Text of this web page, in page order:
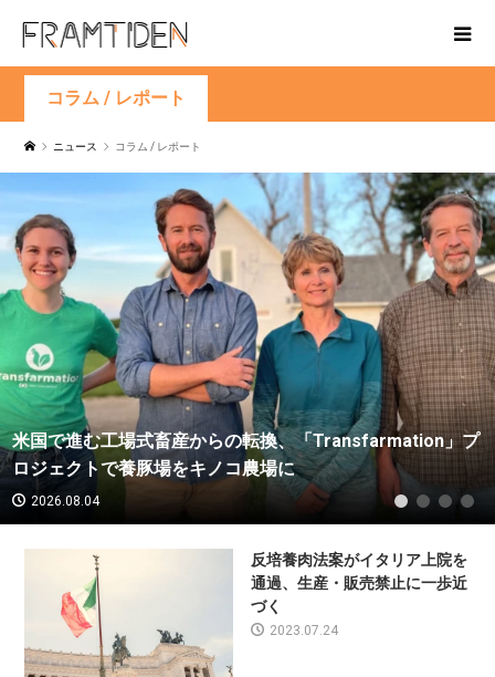
コラム / レポート
ニュース コラム / レポート
米国で進む工場式畜産からの転換、「Transfarmation」プ
ロジェクトで養豚場をキノコ農場に
2026.08.04 1 2 3 4
反培養肉法案がイタリア上院を
通過、生産・販売禁止に一歩近
づく
2023.07.24